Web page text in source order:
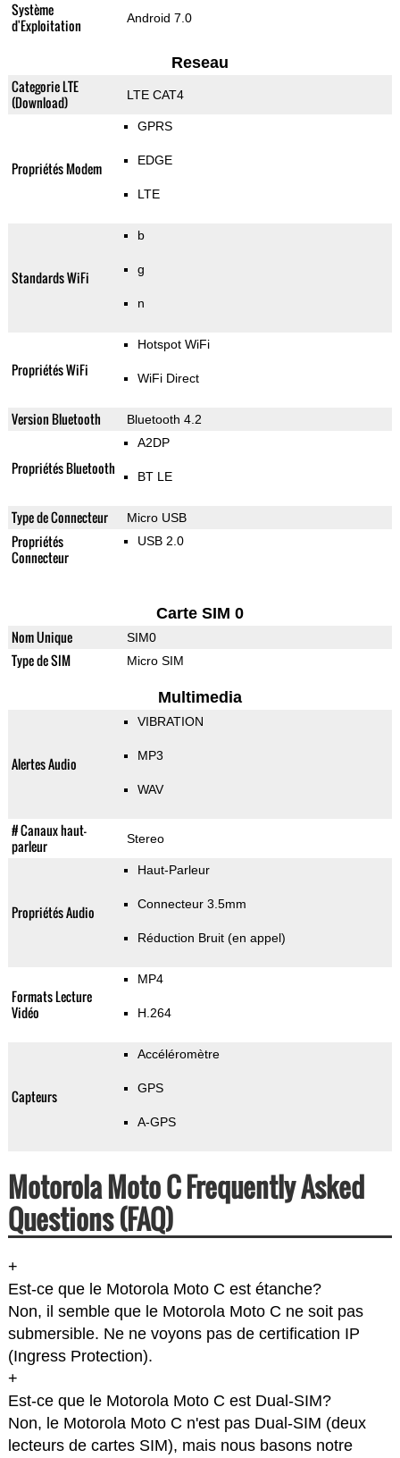
Système
d'Exploitation
Android 7.0
Reseau
Categorie LTE
(Download)
LTE CAT4
Propriétés Modem
GPRS
EDGE
LTE
Standards WiFi
b
g
n
Propriétés WiFi
Hotspot WiFi
WiFi Direct
Version Bluetooth Bluetooth 4.2
Propriétés Bluetooth
A2DP
BT LE
Type de Connecteur Micro USB
Propriétés
Connecteur
USB 2.0
Carte SIM 0
Nom Unique SIM0
Type de SIM Micro SIM
Multimedia
Alertes Audio
VIBRATION
MP3
WAV
# Canaux haut-
parleur
Stereo
Propriétés Audio
Haut-Parleur
Connecteur 3.5mm
Réduction Bruit (en appel)
Formats Lecture
Vidéo
MP4
H.264
Capteurs
Accéléromètre
GPS
A-GPS
Motorola Moto C Frequently Asked
Questions (FAQ)
+
Est-ce que le Motorola Moto C est étanche?
Non, il semble que le Motorola Moto C ne soit pas
submersible. Ne ne voyons pas de certification IP
(Ingress Protection).
+
Est-ce que le Motorola Moto C est Dual-SIM?
Non, le Motorola Moto C n'est pas Dual-SIM (deux
lecteurs de cartes SIM), mais nous basons notre